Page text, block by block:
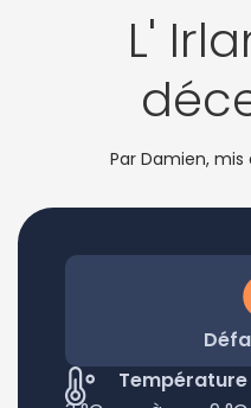
L'
Par Damien, mis
Température